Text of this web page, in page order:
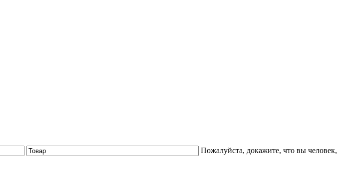
Пожалуйста, докажите, что вы человек,